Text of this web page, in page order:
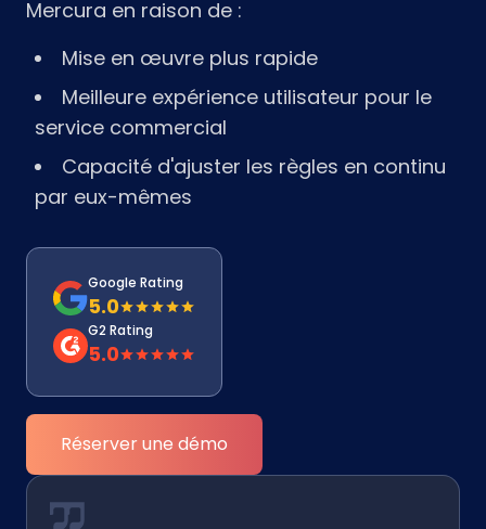
Mercura en raison de :
Mise en œuvre plus rapide
Meilleure expérience utilisateur pour le
service commercial
Capacité d'ajuster les règles en continu
par eux-mêmes
Google Rating
5.0
G2 Rating
5.0
Réserver une démo